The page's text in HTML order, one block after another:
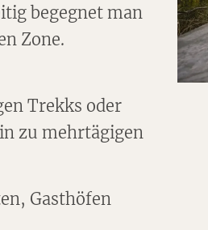
begegnet man
Zone.
Trekks oder
zu mehrtägigen
Gasthöfen